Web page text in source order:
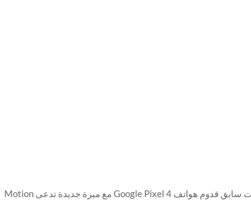
تجدر الإشارة إلى أن شركة جوجل كانت قد أكدت لنا في وقت سابق قدوم هواتف Google Pixel 4 مع ميزة جديدة تدعى Motion